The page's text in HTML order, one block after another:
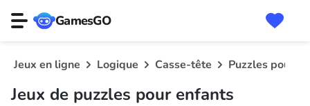
GamesGO
Jeux en ligne Logique Casse-tête Puzzles pour
Jeux de puzzles pour enfants